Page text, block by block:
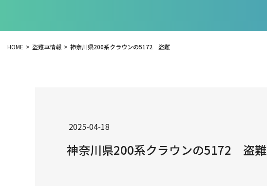
HOME 盗難車情報 神奈川県200系クラウンの5172 盗難
2025-04-18
神奈川県200系クラウンの5172 盗難